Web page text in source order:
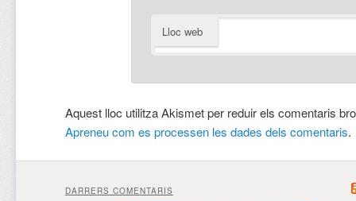
Lloc web
Aquest lloc utilitza Akismet per reduir els comentaris
Apreneu com es processen les dades dels comentaris.
DARRERS COMENTARIS